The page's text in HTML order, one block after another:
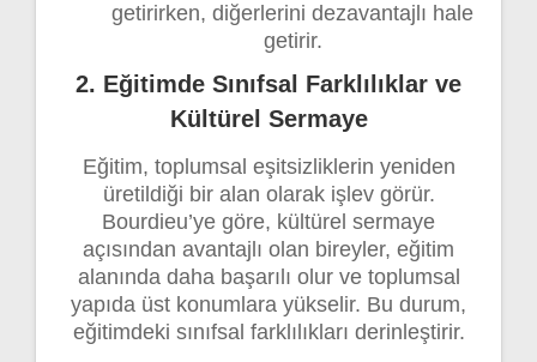
getirirken, diğerlerini dezavantajlı hale
getirir.
2. Eğitimde Sınıfsal Farklılıklar ve
Kültürel Sermaye
Eğitim, toplumsal eşitsizliklerin yeniden
üretildiği bir alan olarak işlev görür.
Bourdieu’ye göre, kültürel sermaye
açısından avantajlı olan bireyler, eğitim
alanında daha başarılı olur ve toplumsal
yapıda üst konumlara yükselir. Bu durum,
eğitimdeki sınıfsal farklılıkları derinleştirir.